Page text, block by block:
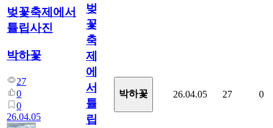
벚꽃축제에서
튤립사진
박하꽃
27
0
0
26.04.05
벚
꽃
축
제
에
서
튤
립
박하꽃 26.04.05 27 0